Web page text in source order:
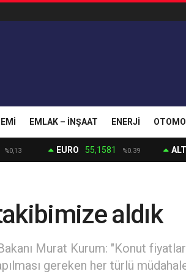
EMLAK – İNŞAAT ENERJI
%0,13 EURO 55,1581 %0.39
aldık
Murat Kurum: "Konut
gereken her türlü